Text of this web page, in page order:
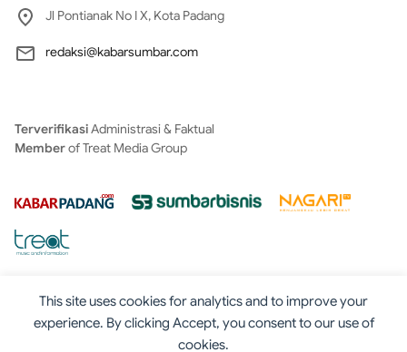
This site uses cookies for analytics and to improve your
experience. By clicking Accept, you consent to our use of
cookies.
Jl Pontianak No I X, Kota Padang
redaksi@kabarsumbar.com
TerverifikasiAdministrasi & Faktual
Memberof Treat Media Group